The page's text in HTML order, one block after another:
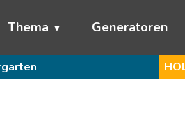
Thema Generatoren